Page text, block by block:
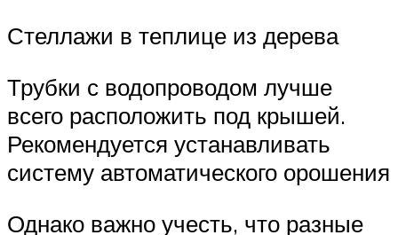
Стеллажи в теплице из дерева
Трубки с водопроводом лучше
всего расположить под крышей.
Рекомендуется устанавливать
систему автоматического орошения
Однако важно учесть, что разные